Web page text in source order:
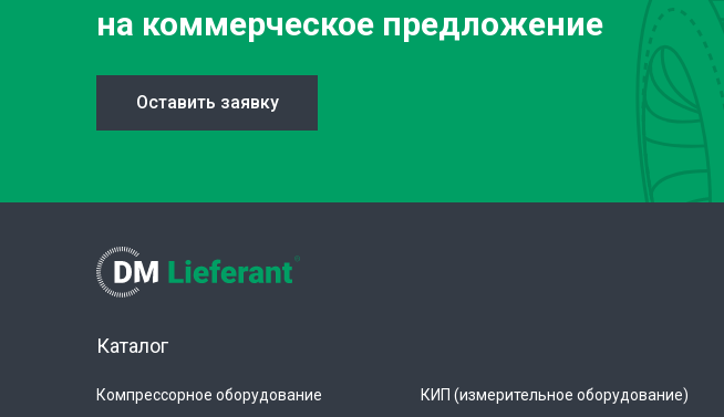
на коммерческое предложение
Оставить заявку
Каталог
Компрессорное оборудование
КИП (измерительное оборудование)